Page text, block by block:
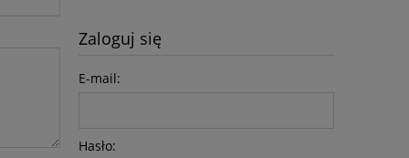
Zaloguj się
E-mail:
Hasło: